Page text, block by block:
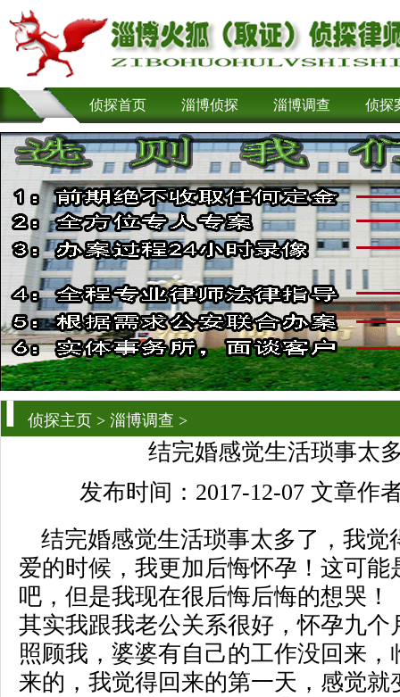
侦探首页 淄博侦探 淄博调查 侦探
侦探主页 > 淄博调查 >
结完婚感觉生活琐事太
发布时间：2017-12-07 文章作
结完婚感觉生活琐事太多了，我觉
爱的时候，我更加后悔怀孕！这可能
吧，但是我现在很后悔后悔的想哭！
其实我跟我老公关系很好，怀孕九个
照顾我，婆婆有自己的工作没回来，
来的，我觉得回来的第一天，感觉就